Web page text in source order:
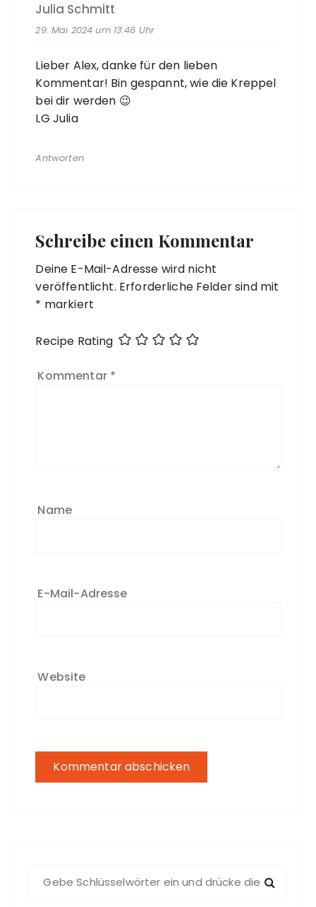
Julia Schmitt
29. Mai 2024 um 13:46 Uhr
Lieber Alex, danke für den lieben
Kommentar! Bin gespannt, wie die Kreppel
bei dir werden 😉
LG Julia
Antworten
Schreibe einen Kommentar
Deine E-Mail-Adresse wird nicht
veröffentlicht. Erforderliche Felder sind mit
* markiert
Recipe Rating
Kommentar *
Name
E-Mail-Adresse
Website